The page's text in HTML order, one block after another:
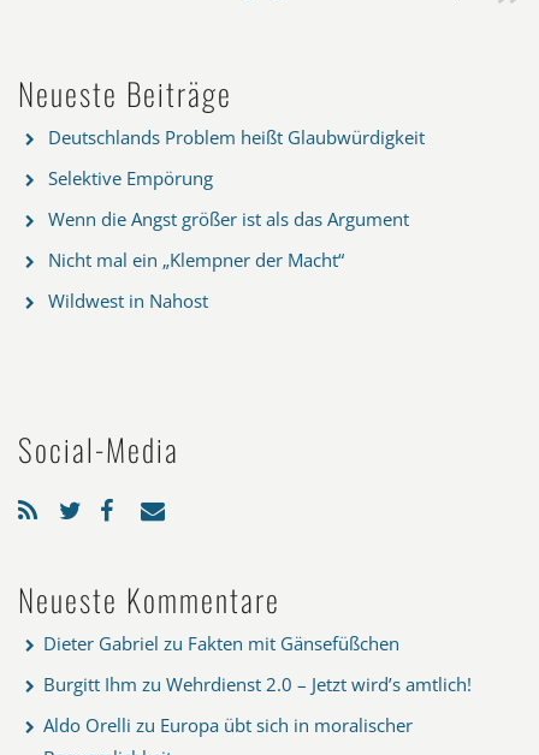
Neueste Beiträge
Deutschlands Problem heißt Glaubwürdigkeit
Selektive Empörung
Wenn die Angst größer ist als das Argument
Nicht mal ein „Klempner der Macht“
Wildwest in Nahost
Social-Media
Neueste Kommentare
Dieter Gabriel zu Fakten mit Gänsefüßchen
Burgitt Ihm zu Wehrdienst 2.0 – Jetzt wird’s amtlich!
Aldo Orelli zu Europa übt sich in moralischer